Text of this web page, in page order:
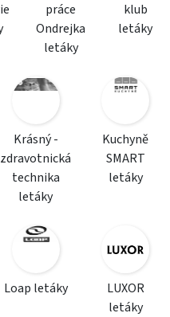
práce
Ondrejka
letáky
klub
letáky
Krásný -
zdravotnická
technika
letáky
Kuchyně
SMART
letáky
Loap letáky
LUXOR
letáky